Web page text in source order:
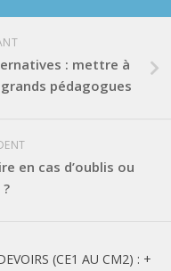
: mettre à
pédagogues
en cas d’oublis ou
(CE1 AU CM2) : +